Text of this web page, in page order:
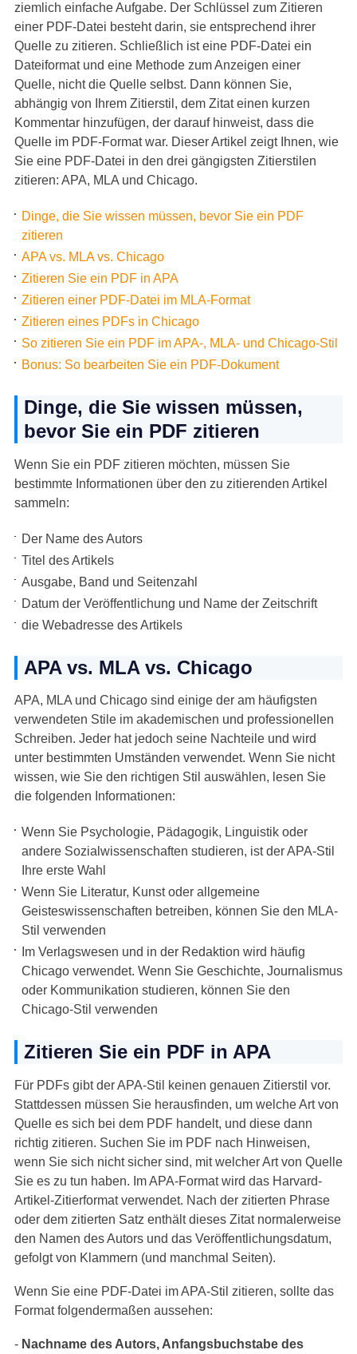
ziemlich einfache Aufgabe. Der Schlüssel zum Zitieren
einer PDF-Datei besteht darin, sie entsprechend ihrer
Quelle zu zitieren. Schließlich ist eine PDF-Datei ein
Dateiformat und eine Methode zum Anzeigen einer
Quelle, nicht die Quelle selbst. Dann können Sie,
abhängig von Ihrem Zitierstil, dem Zitat einen kurzen
Kommentar hinzufügen, der darauf hinweist, dass die
Quelle im PDF-Format war. Dieser Artikel zeigt Ihnen, wie
Sie eine PDF-Datei in den drei gängigsten Zitierstilen
zitieren: APA, MLA und Chicago.
Dinge, die Sie wissen müssen, bevor Sie ein PDF
zitieren
APA vs. MLA vs. Chicago
Zitieren Sie ein PDF in APA
Zitieren einer PDF-Datei im MLA-Format
Zitieren eines PDFs in Chicago
So zitieren Sie ein PDF im APA-, MLA- und Chicago-Stil
Bonus: So bearbeiten Sie ein PDF-Dokument
Dinge, die Sie wissen müssen,
bevor Sie ein PDF zitieren
Wenn Sie ein PDF zitieren möchten, müssen Sie
bestimmte Informationen über den zu zitierenden Artikel
sammeln:
Der Name des Autors
Titel des Artikels
Ausgabe, Band und Seitenzahl
Datum der Veröffentlichung und Name der Zeitschrift
die Webadresse des Artikels
APA vs. MLA vs. Chicago
APA, MLA und Chicago sind einige der am häufigsten
verwendeten Stile im akademischen und professionellen
Schreiben. Jeder hat jedoch seine Nachteile und wird
unter bestimmten Umständen verwendet. Wenn Sie nicht
wissen, wie Sie den richtigen Stil auswählen, lesen Sie
die folgenden Informationen:
Wenn Sie Psychologie, Pädagogik, Linguistik oder
andere Sozialwissenschaften studieren, ist der APA-Stil
Ihre erste Wahl
Wenn Sie Literatur, Kunst oder allgemeine
Geisteswissenschaften betreiben, können Sie den MLA-
Stil verwenden
Im Verlagswesen und in der Redaktion wird häufig
Chicago verwendet. Wenn Sie Geschichte, Journalismus
oder Kommunikation studieren, können Sie den
Chicago-Stil verwenden
Zitieren Sie ein PDF in APA
Für PDFs gibt der APA-Stil keinen genauen Zitierstil vor.
Stattdessen müssen Sie herausfinden, um welche Art von
Quelle es sich bei dem PDF handelt, und diese dann
richtig zitieren. Suchen Sie im PDF nach Hinweisen,
wenn Sie sich nicht sicher sind, mit welcher Art von Quelle
Sie es zu tun haben. Im APA-Format wird das Harvard-
Artikel-Zitierformat verwendet. Nach der zitierten Phrase
oder dem zitierten Satz enthält dieses Zitat normalerweise
den Namen des Autors und das Veröffentlichungsdatum,
gefolgt von Klammern (und manchmal Seiten).
Wenn Sie eine PDF-Datei im APA-Stil zitieren, sollte das
Format folgendermaßen aussehen:
- Nachname des Autors, Anfangsbuchstabe des